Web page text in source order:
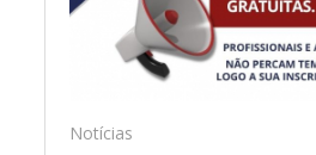
Notícias